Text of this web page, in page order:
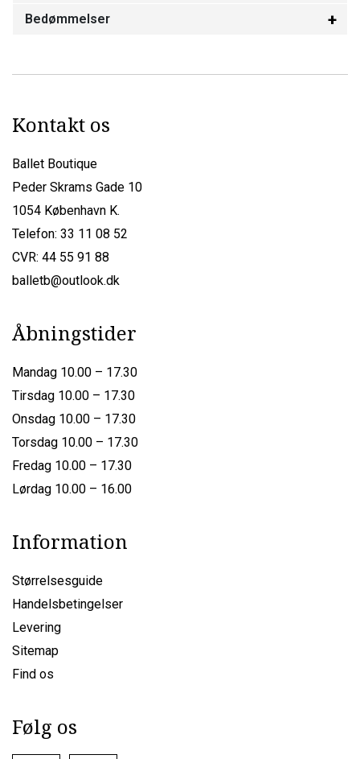
Bedømmelser
Kontakt os
Ballet Boutique
Peder Skrams Gade 10
1054 København K.
Telefon: 33 11 08 52
CVR: 44 55 91 88
balletb@outlook.dk
Åbningstider
Mandag 10.00 – 17.30
Tirsdag 10.00 – 17.30
Onsdag 10.00 – 17.30
Torsdag 10.00 – 17.30
Fredag 10.00 – 17.30
Lørdag 10.00 – 16.00
Information
Størrelsesguide
Handelsbetingelser
Levering
Sitemap
Find os
Følg os